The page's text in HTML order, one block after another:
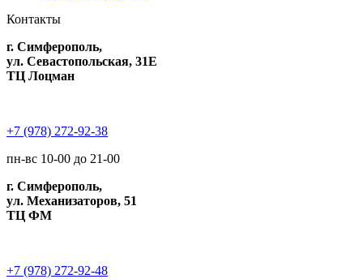
Контакты
г. Симферополь,
ул. Севастопольская, 31Е
ТЦ Лоцман
+7 (978) 272-92-38
пн-вс 10-00 до 21-00
г. Симферополь,
ул. Механизаторов, 51
ТЦ ФМ
+7 (978) 272-92-48